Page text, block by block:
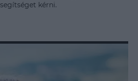
segítséget kérni.